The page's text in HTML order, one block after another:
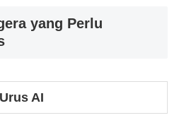
yang Perlu
AI